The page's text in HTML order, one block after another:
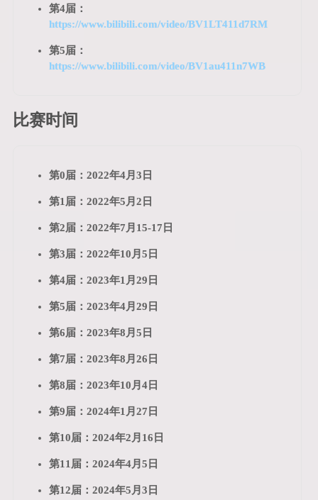
第4届：
https://www.bilibili.com/video/BV1LT411d7RM
第5届：
https://www.bilibili.com/video/BV1au411n7WB
比赛时间
第0届：2022年4月3日
第1届：2022年5月2日
第2届：2022年7月15-17日
第3届：2022年10月5日
第4届：2023年1月29日
第5届：2023年4月29日
第6届：2023年8月5日
第7届：2023年8月26日
第8届：2023年10月4日
第9届：2024年1月27日
第10届：2024年2月16日
第11届：2024年4月5日
第12届：2024年5月3日